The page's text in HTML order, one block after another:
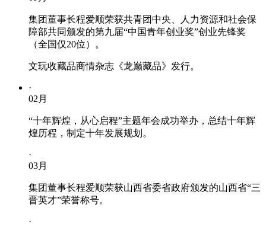
集团董事长程爱顺荣获共青团中央、人力资源和社会保
障部共同颁发的第九届“中国青年创业奖”创业先锋奖
（全国仅20位）。
文玩收藏品商情杂志《龙巅藏品》发行。
·
02 月
“十年辉煌，从心启程”主题年会成功举办，总结十年辉
煌历程，制定十年发展规划。
·
03月
集团董事长程爱顺荣获山西省委省政府颁发的山西省“三
晋英才”荣誉称号。
·